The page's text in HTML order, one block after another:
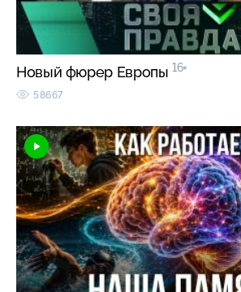
Новый фюрер Европы 16+
58667